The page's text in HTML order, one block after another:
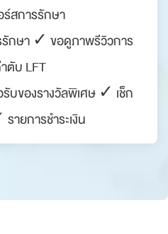
ร์สการรักษา
กษา ✓ ขอดูภาพรีวิวการ
ตับ LFT
บของรางวัลพิเศษ ✓ เช็ก
ายการชำระเงิน